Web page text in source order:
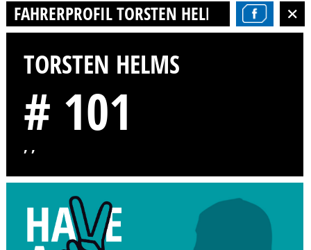
FAHRERPROFIL TORSTEN HELMS
TORSTEN HELMS
# 101
, ,